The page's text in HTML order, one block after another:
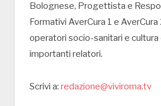
Bolognese, Progettista e
Formativi AverCura 1 e AverCura
operatori socio-sanitari e cultura
importanti relatori.
Scrivi a: redazione@viviroma.tv